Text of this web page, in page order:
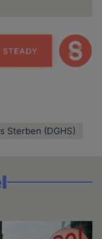
Sterben (DGHS)